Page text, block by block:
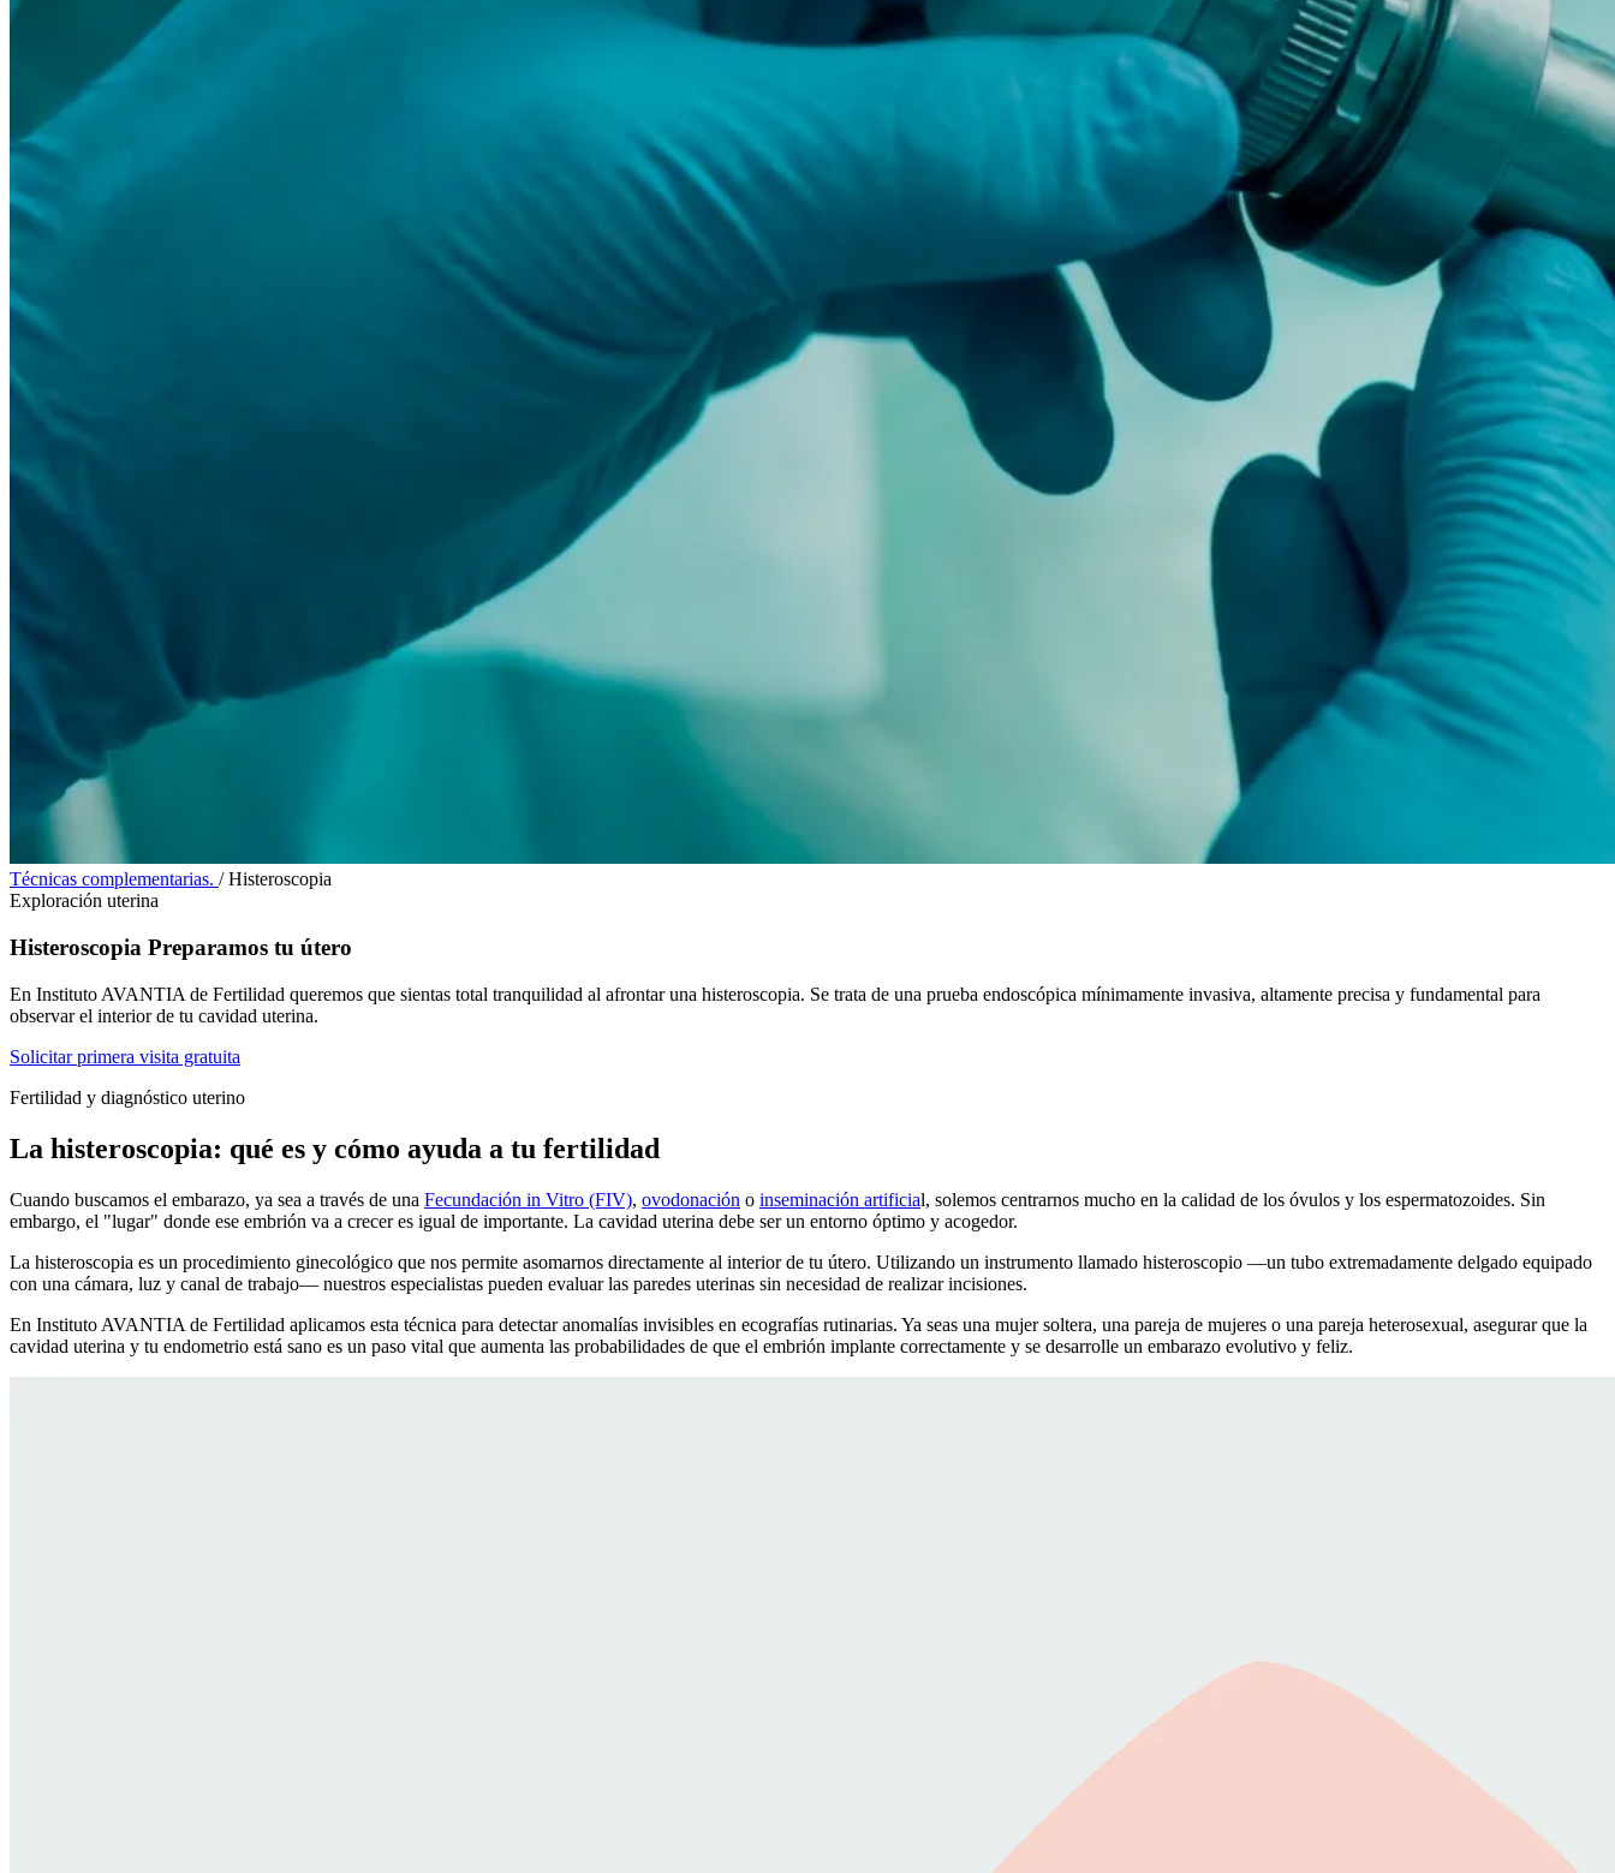
Técnicas complementarias. / Histeroscopia
Exploración uterina
Histeroscopia Preparamos tu útero
En Instituto AVANTIA de Fertilidad queremos que sientas total tranquilidad al afrontar una histeroscopia. Se trata de una prueba endoscópica mínimamente invasiva, altamente precisa y fundamental para
observar el interior de tu cavidad uterina.
Solicitar primera visita gratuita
Fertilidad y diagnóstico uterino
La histeroscopia: qué es y cómo ayuda a tu fertilidad
Cuando buscamos el embarazo, ya sea a través de una Fecundación in Vitro (FIV), ovodonación o inseminación artificial, solemos centrarnos mucho en la calidad de los óvulos y los espermatozoides. Sin
embargo, el "lugar" donde ese embrión va a crecer es igual de importante. La cavidad uterina debe ser un entorno óptimo y acogedor.
La histeroscopia es un procedimiento ginecológico que nos permite asomarnos directamente al interior de tu útero. Utilizando un instrumento llamado histeroscopio —un tubo extremadamente delgado equipado
con una cámara, luz y canal de trabajo— nuestros especialistas pueden evaluar las paredes uterinas sin necesidad de realizar incisiones.
En Instituto AVANTIA de Fertilidad aplicamos esta técnica para detectar anomalías invisibles en ecografías rutinarias. Ya seas una mujer soltera, una pareja de mujeres o una pareja heterosexual, asegurar que la
cavidad uterina y tu endometrio está sano es un paso vital que aumenta las probabilidades de que el embrión implante correctamente y se desarrolle un embarazo evolutivo y feliz.